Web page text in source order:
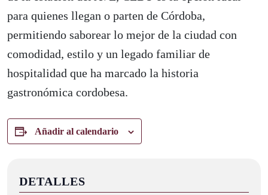
para quienes llegan o parten de Córdoba,
permitiendo saborear lo mejor de la ciudad con
comodidad, estilo y un legado familiar de
hospitalidad que ha marcado la historia
gastronómica cordobesa.
Añadir al calendario
DETALLES